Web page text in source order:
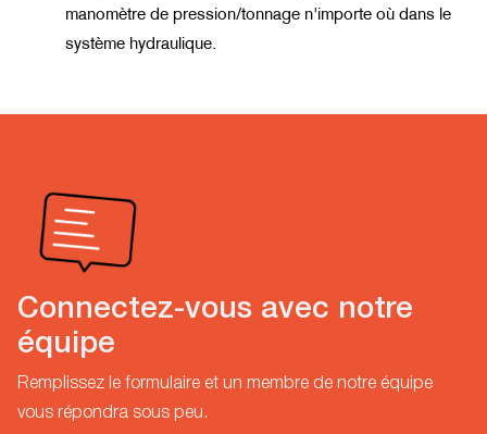
manomètre de pression/tonnage n'importe où dans le
système hydraulique.
Connectez-vous avec notre
équipe
Remplissez le formulaire et un membre de notre équipe
vous répondra sous peu.